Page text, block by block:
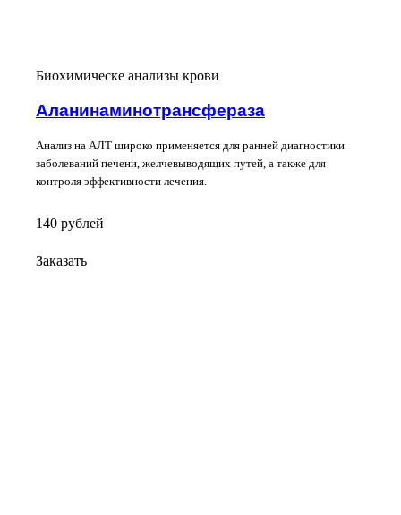
Биохимическе анализы крови
Аланинаминотрансфераза
Анализ на АЛТ широко применяется для ранней диагностики
заболеваний печени, желчевыводящих путей, а также для
контроля эффективности лечения.
140 рублей
Заказать